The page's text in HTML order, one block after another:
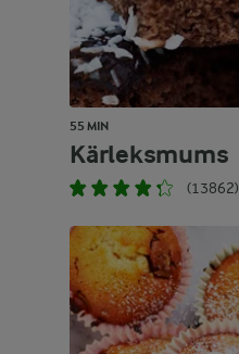
55 MIN
Kärleksmums
(13862)